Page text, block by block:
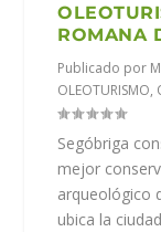
ROMANA
Publicado por
OLEOTURISMO,
Segóbriga
mejor
arqueológico
ubica la